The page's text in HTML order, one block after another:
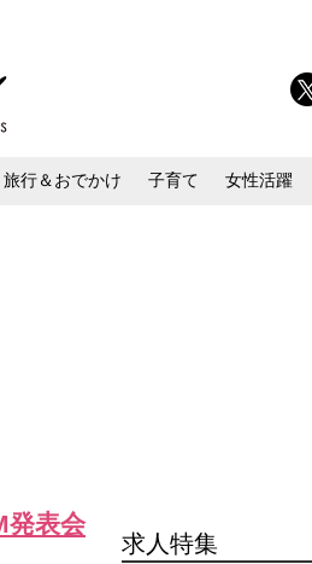
旅行＆おでかけ 子育て 女性活躍
発表会
求人特集